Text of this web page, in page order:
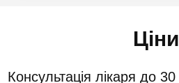
Ціни
Консультація лікаря до 30